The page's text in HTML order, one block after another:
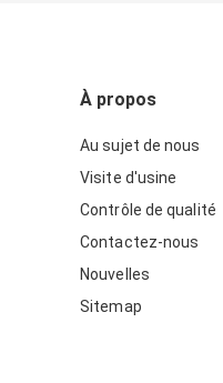
À propos
Au sujet de nous
Visite d'usine
Contrôle de qualité
Contactez-nous
Nouvelles
Sitemap